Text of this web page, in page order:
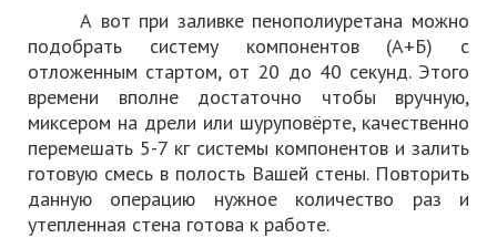
А вот при заливке пенополиуретана можно
подобрать систему компонентов (А+Б) с
отложенным стартом, от 20 до 40 секунд. Этого
времени вполне достаточно чтобы вручную,
миксером на дрели или шуруповёрте, качественно
перемешать 5-7 кг системы компонентов и залить
готовую смесь в полость Вашей стены. Повторить
данную операцию нужное количество раз и
утепленная стена готова к работе.